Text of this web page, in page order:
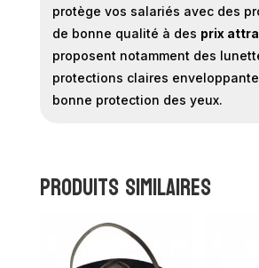
protège vos salariés avec des
de bonne qualité à des prix
proposent notamment des
protections claires
bonne protection des yeux.
Produits similaires